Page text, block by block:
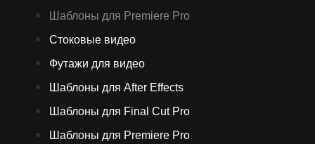
Шаблоны для Premiere Pro
Стоковые видео
Футажи для видео
Шаблоны для After Effects
Шаблоны для Final Cut Pro
Шаблоны для Premiere Pro